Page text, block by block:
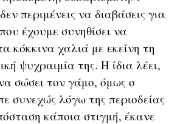
περιμένεις να διαβάσεις για
έχουμε συνηθίσει να
κόκκινα χαλιά με εκείνη τη
ψυχραιμία της. Η ίδια λέει,
σώσει τον γάμο, όμως ο
συνεχώς λόγω της περιοδείας
κάποια στιγμή, έκανε